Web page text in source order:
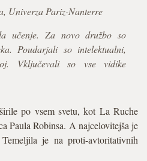
Univerza Pariz-Nanterre
učenje. Za novo družbo so
Poudarjali so intelektualni,
Vključevali so vse vidike
po vsem svetu, kot La Ruche
Paula Robinsa. A najcelovitejša je
je na proti-avtoritativnih